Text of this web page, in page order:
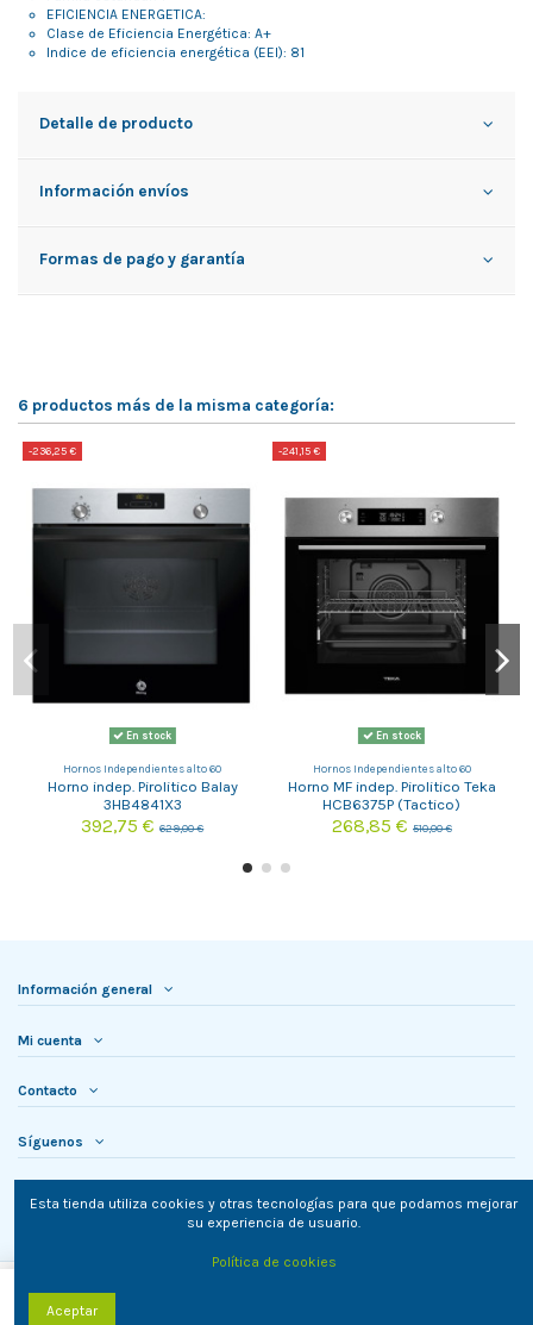
EFICIENCIA ENERGETICA:
Clase de Eficiencia Energética: A+
Indice de eficiencia energética (EEI): 81
Detalle de producto
Información envíos
Formas de pago y garantía
6 productos más de la misma categoría:
-236,25 €
En stock
Hornos Independientes alto 60
Horno indep. Pirolitico Balay
3HB4841X3
392,75 €629,00 €
-241,15 €
En stock
Hornos Independientes alto 60
Horno MF indep. Pirolitico Teka
HCB6375P (Tactico)
268,85 € 510,00 €
Información general
Mi cuenta
Contacto
Síguenos
Esta tienda utiliza cookies y otras tecnologías para que podamos mejorar
su experiencia de usuario.
Política de cookies
Aceptar